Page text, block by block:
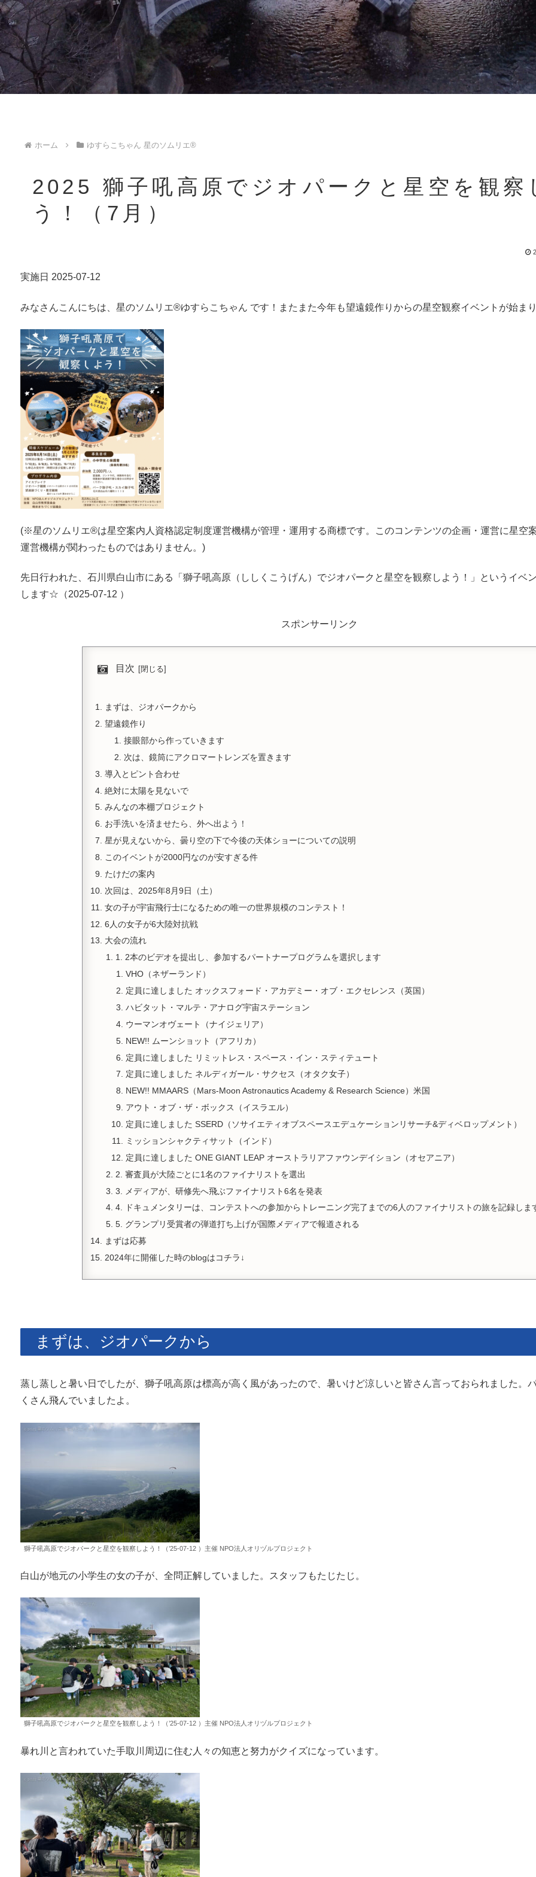
ホーム ゆすらこちゃん 星のソムリエ®︎
2025 獅子吼高原でジオパークと星空を観察
う！（7月）
実施日 2025-07-12
みなさんこんにちは、星のソムリエ®︎ゆすらこちゃん です！またまた今年も望遠鏡作りからの星空観察イベントが始まり
(※星のソムリエ®︎は星空案内人資格認定制度運営機構が管理・運用する商標です。このコンテンツの企画・運営に星空
運営機構が関わったものではありません。)
先日行われた、石川県白山市にある「獅子吼高原（ししくこうげん）でジオパークと星空を観察しよう！」というイベ
します☆（2025-07-12 ）
スポンサーリンク
目次
まずは、ジオパークから
望遠鏡作り
接眼部から作っていきます
次は、鏡筒にアクロマートレンズを置きます
導入とピント合わせ
絶対に太陽を見ないで
みんなの本棚プロジェクト
お手洗いを済ませたら、外へ出よう！
星が見えないから、曇り空の下で今後の天体ショーについての説明
このイベントが2000円なのが安すぎる件
たけだの案内
次回は、2025年8月9日（土）
女の子が宇宙飛行士になるための唯一の世界規模のコンテスト！
6人の女子が6大陸対抗戦
大会の流れ
1. 2本のビデオを提出し、参加するパートナープログラムを選択します
VHO（ネザーランド）
定員に達しました オックスフォード・アカデミー・オブ・エクセレンス（英国）
ハビタット・マルテ・アナログ宇宙ステーション
ウーマンオヴェート（ナイジェリア）
NEW!! ムーンショット（アフリカ）
定員に達しました リミットレス・スペース・イン・スティテュート
定員に達しました ネルディガール・サクセス（オタク女子）
NEW!! MMAARS（Mars-Moon Astronautics Academy & Research Science）米国
アウト・オブ・ザ・ボックス（イスラエル）
定員に達しました SSERD（ソサイエティオブスペースエデュケーションリサーチ&ディベロップメント）
ミッションシャクティサット（インド）
定員に達しました ONE GIANT LEAP オーストラリアファウンデイション（オセアニア）
2. 審査員が大陸ごとに1名のファイナリストを選出
3. メディアが、研修先へ飛ぶファイナリスト6名を発表
4. ドキュメンタリーは、コンテストへの参加からトレーニング完了までの6人のファイナリストの旅を記録しま
5. グランプリ受賞者の弾道打ち上げが国際メディアで報道される
まずは応募
2024年に開催した時のblogはコチラ↓
まずは、ジオパークから
蒸し蒸しと暑い日でしたが、獅子吼高原は標高が高く風があったので、暑いけど涼しいと皆さん言っておられました。
くさん飛んでいましたよ。
獅子吼高原でジオパークと星空を観察しよう！（’25-07-12 ）主催 NPO法人オリヅルプロジェクト
白山が地元の小学生の女の子が、全問正解していました。スタッフもたじたじ。
獅子吼高原でジオパークと星空を観察しよう！（’25-07-12 ）主催 NPO法人オリヅルプロジェクト
暴れ川と言われていた手取川周辺に住む人々の知恵と努力がクイズになっています。